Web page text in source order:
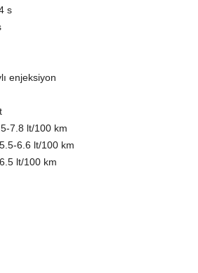
s
enjeksiyon
7.8 lt/100 km
6.6 lt/100 km
lt/100 km